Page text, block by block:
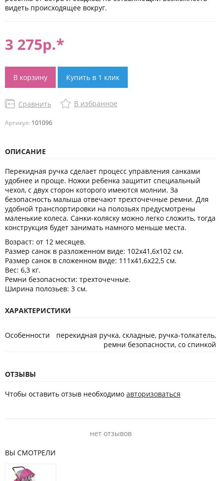
видеть происходящее вокруг.
3 275р.*
В корзину Купить в 1 клик
Сравнить В избранное
Артикул: 101096
ОПИСАНИЕ
Перекидная ручка сделает процесс управления санками
удобнее и проще. Ножки ребенка защитит специальный
чехол, с двух сторон которого имеются молнии. За
безопасность малыша отвечают трехточечные ремни. Для
удобной транспортировки на полозьях предусмотрены
маленькие колеса. Санки-коляску можно легко сложить, тогда
конструкция будет занимать намного меньше места.
Возраст: от 12 месяцев.
Размер санок в разложенном виде: 102х41,6х102 см.
Размер санок в сложенном виде: 111х41,6х22,5 см.
Вес: 6,3 кг.
Ремни безопасности: трехточечные.
Ширина полозьев: 3 см.
ХАРАКТЕРИСТИКИ
Особенности
перекидная ручка, складные, ручка-толкатель,
ремни безопасности, со спинкой
ОТЗЫВЫ
Чтобы оставить отзыв необходимо авторизоваться
нет отзывов
ВЫ СМОТРЕЛИ